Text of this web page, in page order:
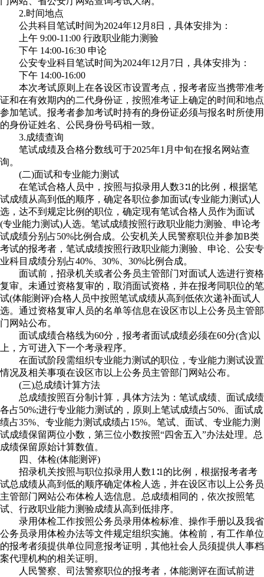
2.时间地点
公共科目笔试时间为2024年12月8日，具体安排为：
上午 9:00-11:00 行政职业能力测验
下午 14:00-16:30 申论
公安专业科目笔试时间为2024年12月7日，具体安排为：
下午 14:00-16:00
本次考试原则上在各设区市设置考点，报考者应当携带准考
证和在有效期内的二代身份证，按照准考证上确定的时间和地点
参加笔试。报考者参加考试时持有的身份证必须与报名时所使用
的身份证姓名、公民身份号码相一致。
3.成绩查询
笔试成绩及合格分数线可于2025年1月中旬在报名网站查
询。
(二)面试和专业能力测试
在笔试合格人员中，按照与拟录用人数3∶1的比例，根据笔
试成绩从高到低的顺序，确定各职位参加面试(专业能力测试)人
选，达不到规定比例的职位，确定现有笔试合格人员作为面试
(专业能力测试)人选。笔试成绩按照行政职业能力测验、申论考
试成绩分别占50%比例合成。公安机关人民警察职位并参加B类
考试的报考者，笔试成绩按照行政职业能力测验、申论、公安专
业科目成绩分别占40%、30%、30%比例合成。
面试前，招录机关或者公务员主管部门对面试人选进行资格
复审。未通过资格复审的，取消面试资格，并在报考同职位的笔
试(体能测评)合格人员中按照笔试成绩从高到低依次递补面试人
选。通过资格复审人员的名单等信息在设区市以上公务员主管部
门网站公布。
面试成绩合格线为60分，报考者面试成绩必须在60分(含)以
上，方可进入下一个考录程序。
在面试阶段需组织专业能力测试的职位，专业能力测试设置
情况及相关事项在设区市以上公务员主管部门网站公布。
(三)总成绩计算方法
总成绩按照百分制计算，具体方法为：笔试成绩、面试成绩
各占50%;进行专业能力测试的，原则上笔试成绩占50%、面试成
绩占35%、专业能力测试成绩占15%。笔试、面试、专业能力测
试成绩保留两位小数，第三位小数按照“四舍五入”办法处理。总
成绩保留原始计算数值。
四、体检(体能测评)
招录机关按照与职位拟录用人数1∶1的比例，根据报考者考
试总成绩从高到低的顺序确定体检人选，并在设区市以上公务员
主管部门网站公布体检人选信息。总成绩相同的，依次按照笔
试、行政职业能力测验成绩从高到低排序。
录用体检工作按照公务员录用体检标准、操作手册以及我省
公务员录用体检办法等文件规定组织实施。体检前，有工作单位
的报考者须提供单位同意报考证明，其他社会人员须提供人事档
案代理机构的相关证明。
人民警察、司法警察职位的报考者，体能测评在面试前进